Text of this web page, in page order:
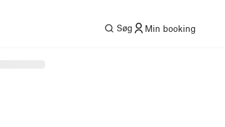
Søg Min booking